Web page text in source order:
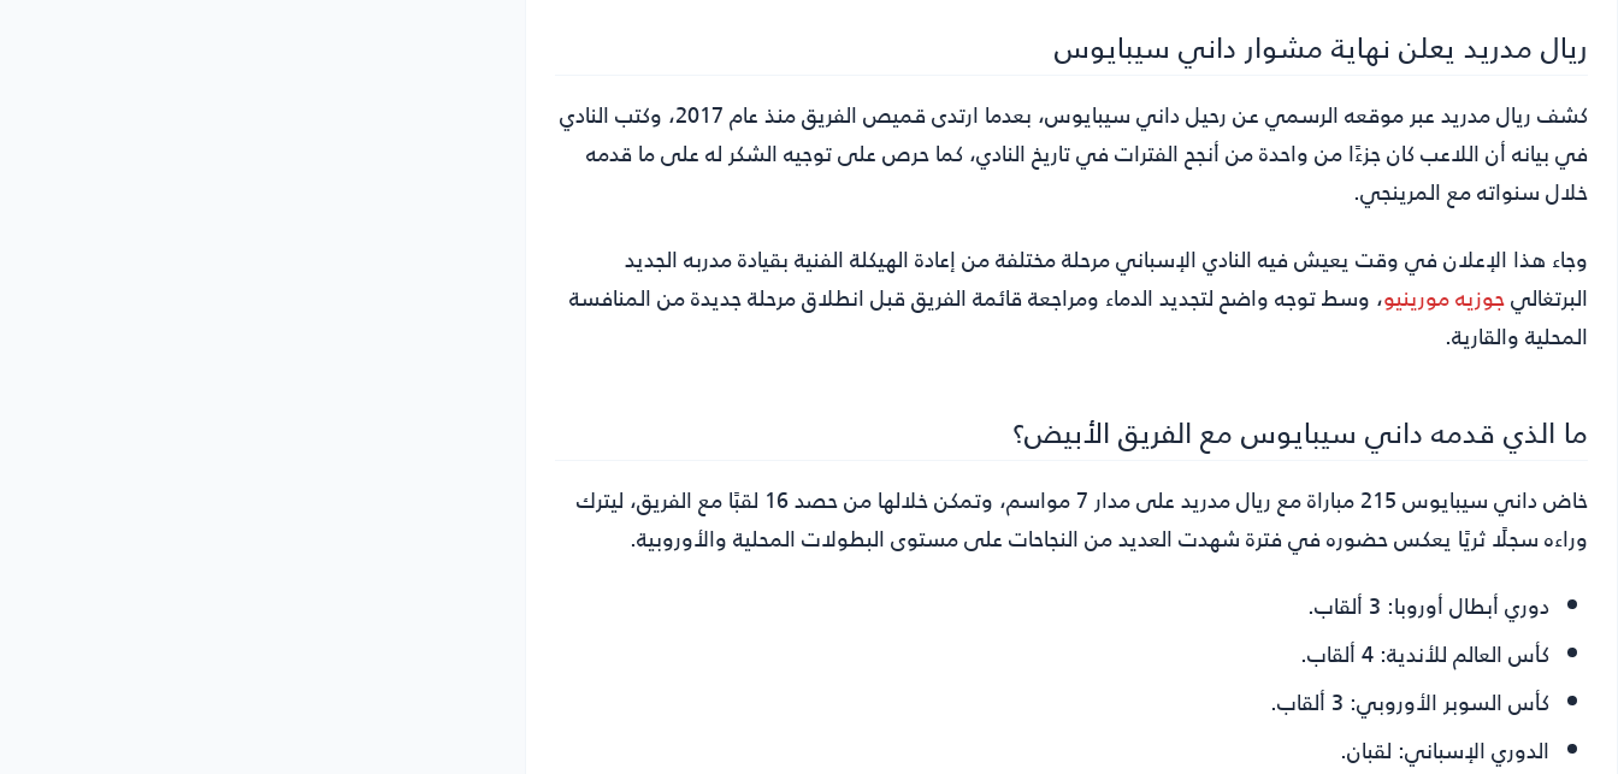
ريال مدريد يعلن نهاية مشوار داني سيبايوس
كشف ريال مدريد عبر موقعه الرسمي عن رحيل داني سيبايوس، بعدما ارتدى قميص الفريق منذ عام 2017، وكتب النادي
في بيانه أن اللاعب كان جزءًا من واحدة من أنجح الفترات في تاريخ النادي، كما حرص على توجيه الشكر له على ما قدمه
خلال سنواته مع المرينجي.
وجاء هذا الإعلان في وقت يعيش فيه النادي الإسباني مرحلة مختلفة من إعادة الهيكلة الفنية بقيادة مدربه الجديد
البرتغاليجوزيه مورينيو، وسط توجه واضح لتجديد الدماء ومراجعة قائمة الفريق قبل انطلاق مرحلة جديدة من المنافسة
المحلية والقارية.
ما الذي قدمه داني سيبايوس مع الفريق الأبيض؟
خاض داني سيبايوس 215 مباراة مع ريال مدريد على مدار 7 مواسم، وتمكن خلالها من حصد 16 لقبًا مع الفريق، ليترك
وراءه سجلًا ثريًا يعكس حضوره في فترة شهدت العديد من النجاحات على مستوى البطولات المحلية والأوروبية.
دوري أبطال أوروبا:
كأس العالم للأندية:
كأس السوبر الأوروبي:
الدوري الإسباني: لقبان.